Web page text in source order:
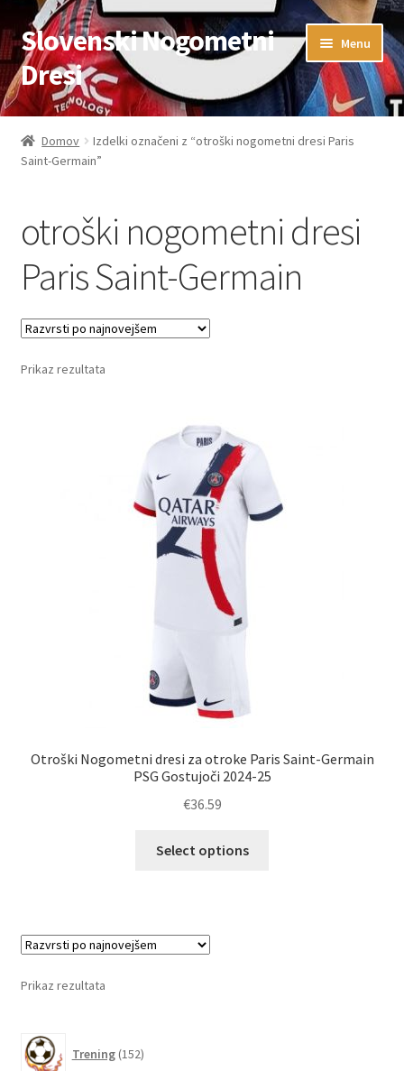
Skip
to
navigation
Skip
to
content
Slovenski Nogometni
Dresi
Menu
Domov
Blog
Domov
Izdelki označeni z “otroški nogometni dresi Paris
Saint-Germain”
otroški nogometni dresi
Paris Saint-Germain
Prikaz rezultata
Otroški Nogometni dresi za otroke Paris Saint-Germain
PSG Gostujoči 2024-25
€36.59
Select options
Prikaz rezultata
Trening 152izdelkov